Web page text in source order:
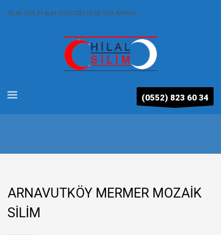
SİLİM TEKLİFİ ALIN ÜCRETSİZ KEŞİF İÇİN ARAYIN
(0552) 823 60 34
ARNAVUTKÖY MERMER MOZAİK
SİLİM